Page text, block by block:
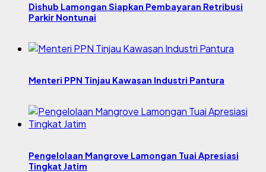
Dishub Lamongan Siapkan Pembayaran Retribusi
Parkir Nontunai
Menteri PPN Tinjau Kawasan Industri Pantura
Pengelolaan Mangrove Lamongan Tuai Apresiasi
Tingkat Jatim